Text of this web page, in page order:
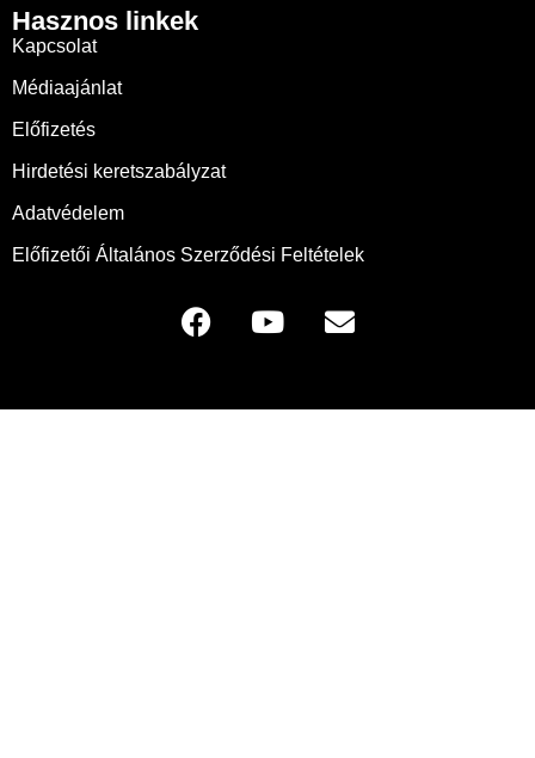
Hasznos linkek
Kapcsolat
Médiaajánlat
Előfizetés
Hirdetési keretszabályzat
Adatvédelem
Előfizetői Általános Szerződési Feltételek